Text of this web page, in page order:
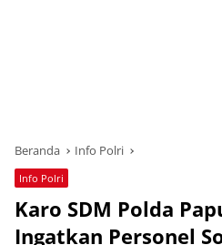
Beranda Info Polri
Info Polri
Karo SDM Polda
Ingatkan Personel